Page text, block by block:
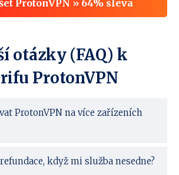
ProtonVPN » 64% sleva
otázky (FAQ) k
ProtonVPN
ProtonVPN na více zařízeních
když mi služba nesedne?